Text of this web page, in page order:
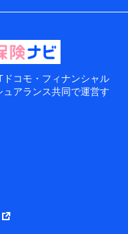
ドコモ・フィナンシャル
ュアランス共同で運営す